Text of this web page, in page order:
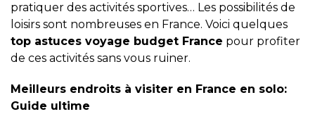
pratiquer des activités sportives… Les possibilités de
loisirs sont nombreuses en France. Voici quelques
top astuces voyage budget France pour profiter
de ces activités sans vous ruiner.
Meilleurs endroits à visiter en France en solo:
Guide ultime